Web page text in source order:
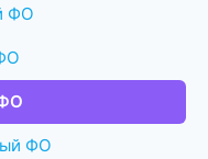
ФО
ФО